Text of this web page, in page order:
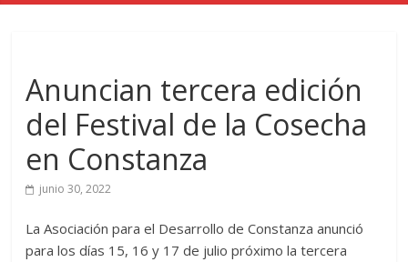
Anuncian tercera edición
del Festival de la Cosecha
en Constanza
junio 30, 2022
La Asociación para el Desarrollo de Constanza anunció
para los días 15, 16 y 17 de julio próximo la tercera